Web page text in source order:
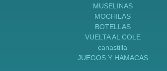
MUSELINAS
MOCHILAS
BOTELLAS
VUELTA AL COLE
canastilla
JUEGOS Y HAMACAS